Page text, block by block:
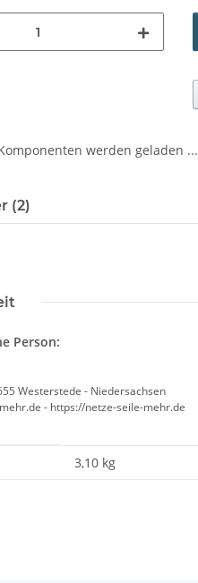
werden geladen ...
(2)
Person:
Westerstede - Niedersachsen
- https://netze-seile-mehr.de
3,10 kg